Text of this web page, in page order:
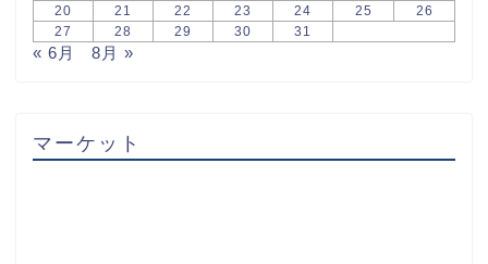
20
21 22 23 24 25
26
27
28 29 30 31
« 6月 8月 »
マーケット